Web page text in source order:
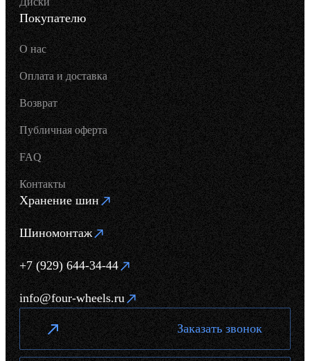
Покупателю
О нас
Оплата и доставка
Возврат
Публичная оферта
FAQ
Контакты
Хранение шин
Шиномонтаж
+7 (929) 644-34-44
info@four-wheels.ru
Заказать звонок